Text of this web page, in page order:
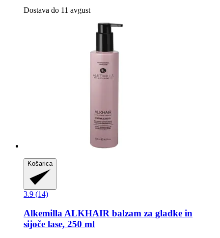
Dostava do 11 avgust
Košarica
3.9 (14)
Alkemilla ALKHAIR balzam za gladke in
sijoče lase, 250 ml